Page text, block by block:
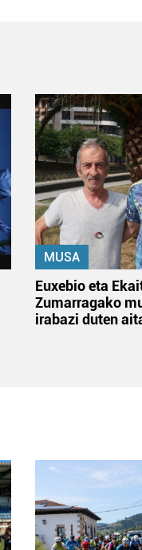
MUSA
Euxebio eta
Zumarragako
irabazi duten